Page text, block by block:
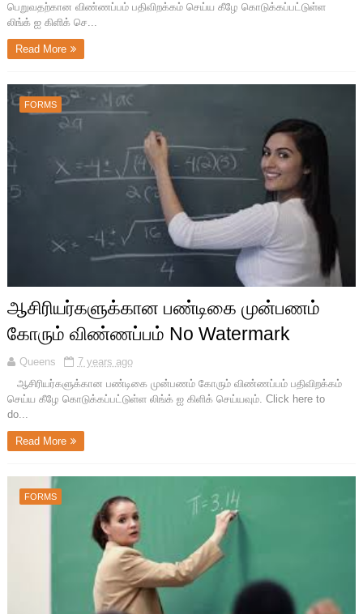
பெறுவதற்கான விண்ணப்பம் பதிவிறக்கம் செய்ய கீழே கொடுக்கப்பட்டுள்ள
லிங்க் ஐ கிளிக் செ...
Read More
FORMS
ஆசிரியர்களுக்கான பண்டிகை முன்பணம்
கோரும் விண்ணப்பம் No Watermark
Queens
7 years ago
ஆசிரியர்களுக்கான பண்டிகை முன்பணம் கோரும் விண்ணப்பம் பதிவிறக்கம்
செய்ய கீழே கொடுக்கப்பட்டுள்ள லிங்க் ஐ கிளிக் செய்யவும். Click here to
do...
Read More
FORMS